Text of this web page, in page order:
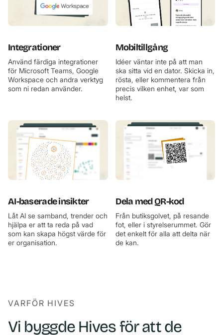
Integrationer
Använd färdiga integrationer
för Microsoft Teams, Google
Workspace och andra verktyg
som ni redan använder.
Mobiltillgång
Idéer väntar inte på att man
ska sitta vid en dator. Skicka in,
rösta, eller kommentera från
precis vilken enhet, var som
helst.
AI-baserade insikter
Låt AI se samband, trender och
hjälpa er att ta reda på vad
som kan skapa högst värde för
er organisation.
Dela med QR-kod
Från butiksgolvet, på resande
fot, eller i styrelserummet. Gör
det enkelt för alla att delta när
de kan.
VARFÖR HIVES
Vi byggde Hives för att de